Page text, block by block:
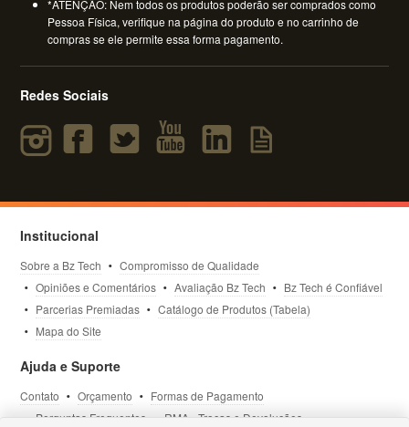
*ATENÇÃO: Nem todos os produtos poderão ser comprados como
Pessoa Física, verifique na página do produto e no carrinho de
compras se ele permite essa forma pagamento.
Redes Sociais
Institucional
Sobre a Bz Tech
Compromisso de Qualidade
Opiniões e Comentários
Avaliação Bz Tech
Bz Tech é Confiável
Parcerias Premiadas
Catálogo de Produtos (Tabela)
Mapa do Site
Ajuda e Suporte
Contato Orçamento
Formas de Pagamento
Perguntas Frequentes
RMA - Trocas e Devoluções